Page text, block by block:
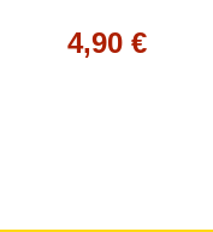
4,90 €